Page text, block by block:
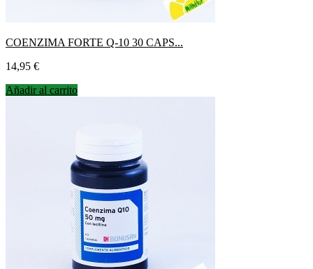
COENZIMA FORTE Q-10 30 CAPS...
Precio
14,95 €
Añadir al carrito